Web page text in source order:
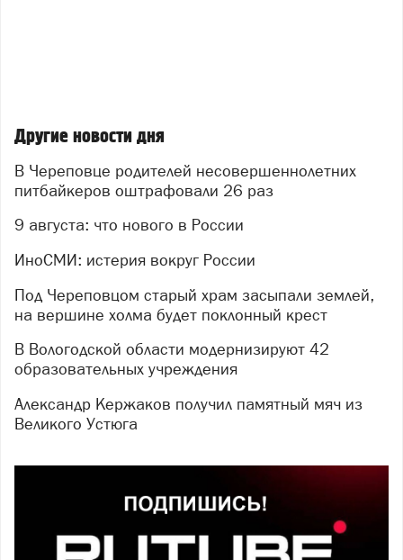
Другие новости дня
В Череповце родителей несовершеннолетних
питбайкеров оштрафовали 26 раз
9 августа: что нового в России
ИноСМИ: истерия вокруг России
Под Череповцом старый храм засыпали землей,
на вершине холма будет поклонный крест
В Вологодской области модернизируют 42
образовательных учреждения
Александр Кержаков получил памятный мяч из
Великого Устюга